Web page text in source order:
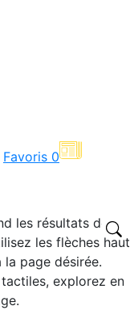
Favoris 0
les résultats de
les flèches haut
page désirée.
explorez en